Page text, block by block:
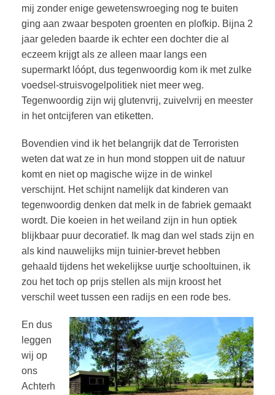
mij zonder enige gewetenswroeging nog te buiten
ging aan zwaar bespoten groenten en plofkip. Bijna 2
jaar geleden baarde ik echter een dochter die al
eczeem krijgt als ze alleen maar langs een
supermarkt lóópt, dus tegenwoordig kom ik met zulke
voedsel-struisvogelpolitiek niet meer weg.
Tegenwoordig zijn wij glutenvrij, zuivelvrij en meester
in het ontcijferen van etiketten.
Bovendien vind ik het belangrijk dat de Terroristen
weten dat wat ze in hun mond stoppen uit de natuur
komt en niet op magische wijze in de winkel
verschijnt. Het schijnt namelijk dat kinderen van
tegenwoordig denken dat melk in de fabriek gemaakt
wordt. Die koeien in het weiland zijn in hun optiek
blijkbaar puur decoratief. Ik mag dan wel stads zijn en
als kind nauwelijks mijn tuinier-brevet hebben
gehaald tijdens het wekelijkse uurtje schooltuinen, ik
zou het toch op prijs stellen als mijn kroost het
verschil weet tussen een radijs en een rode bes.
En dus
leggen
wij op
ons
Achterh